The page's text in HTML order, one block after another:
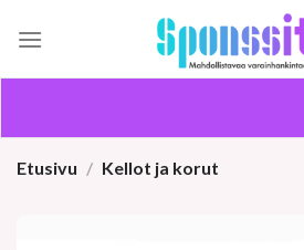
Etusivu / Kellot ja korut